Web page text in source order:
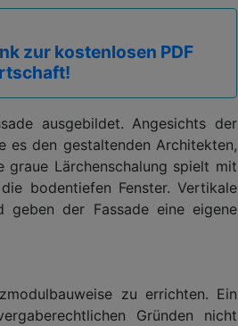
zur kostenlosen PDF
ausgebildet. Angesichts der
es den gestaltenden Architekten,
Lärchenschalung spielt mit
bodentiefen Fenster. Vertikale
geben der Fassade eine eigene
zu errichten. Ein
Gründen nicht